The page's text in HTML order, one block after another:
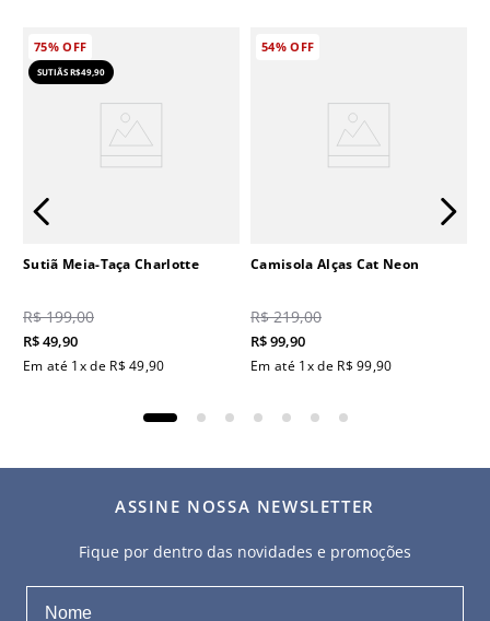
75%OFF
SUTIÃS R$49,90
Sutiã Meia-Taça Charlotte
R$ 199,00
R$49,90
Em até 1x de R$ 49,90
54%OFF
Camisola Alças Cat Neon
R$ 219,00
R$99,90
Em até 1x de R$ 99,90
ASSINE NOSSA NEWSLETTER
Fique por dentro das novidades e promoções